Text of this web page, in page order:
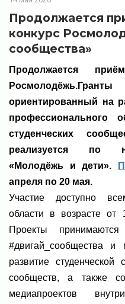
Продолжается
конкурс
сообщества»
Продолжается
ориентированный на
профессионального
студенческих
реализуется по
«Молодёжь и дети».
апреля по 20 мая.
Участие доступно
области в возрасте от
Проекты
#двигай_сообщества
развитие
сообществ, а также
медиапроектов